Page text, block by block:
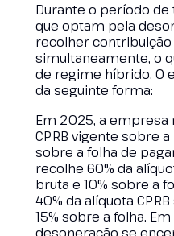
Durante o período
que optam pela
recolher
simultaneamente, o
de regime híbrido. O
da seguinte forma:
Em 2025, a empresa
CPRB vigente sobre
sobre a folha de
recolhe 60% da
bruta e 10% sobre a
40% da alíquota
15% sobre a folha.